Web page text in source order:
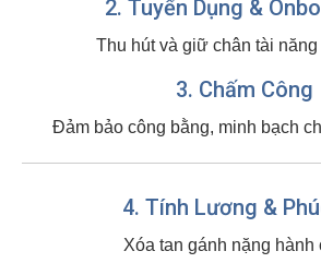
2. Tuyển Dụng &
Thu hút và giữ chân tài năng
3. Chấm Công
Đảm bảo công bằng, minh bạch
4. Tính Lương &
Xóa tan gánh nặng hành